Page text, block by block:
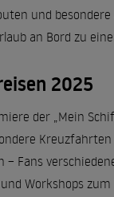
und
an Bord zu
2025
der „Mein
– Fans
Workshops